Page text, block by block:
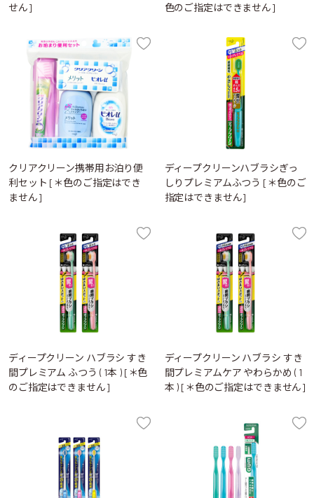
せん]
色のご指定はできません]
クリアクリーン携帯用お泊り便
利セット [＊色のご指定はでき
ません]
ディープクリーンハブラシぎっ
しりプレミアムふつう [＊色のご
指定はできません]
ディープクリーン ハブラシ すき
間プレミアム ふつう ( 1本 ) [＊色
のご指定はできません]
ディープクリーン ハブラシ すき
間プレミアムケア やわらかめ ( 1
本 ) [＊色のご指定はできません]